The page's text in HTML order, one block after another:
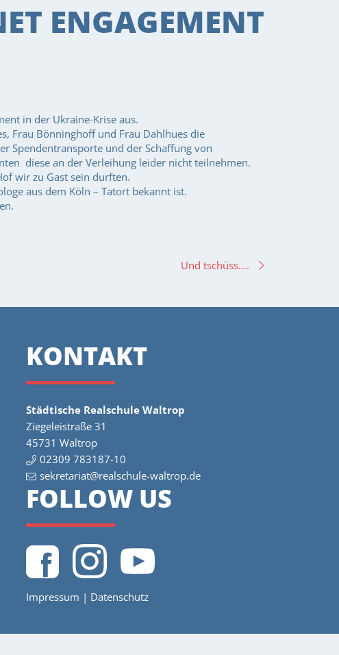
ENGAGEMENT
in der Ukraine-Krise aus.
Frau Bönninghoff und Frau Dahlhues die
Spendentransporte und der Schaffung von
diese an der Verleihung leider nicht teilnehmen.
wir zu Gast sein durften.
aus dem Köln – Tatort bekannt ist.
Und tschüss….
KONTAKT
Städtische Realschule Waltrop
Ziegeleistraße 31
45731 Waltrop
02309 783187-10
sekretariat@realschule-waltrop.de
FOLLOW US
Impressum | Datenschutz